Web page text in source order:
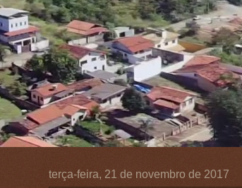
terça-feira, 21 de novembro de 2017